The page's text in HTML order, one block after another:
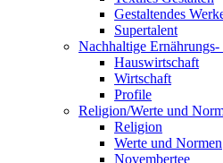
Gestaltendes
Supertalent
Nachhaltige
Hauswirtschaft
Wirtschaft
Profile
Religion/Werte und
Religion
Werte und Normen
Novembertee